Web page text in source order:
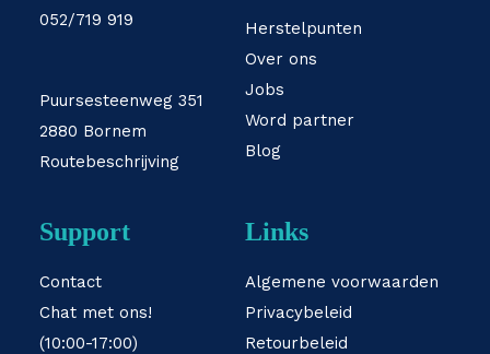
052/719 919
Puursesteenweg 351
2880 Bornem
Routebeschrijving
Herstelpunten
Over ons
Jobs
Word partner
Blog
Support
Contact
Chat met ons!
(10:00-17:00)
Links
Algemene voorwaarden
Privacybeleid
Retourbeleid